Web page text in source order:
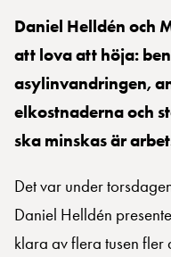
Daniel Helldén och
att lova att höja:
asylinvandringen,
elkostnaderna och
ska minskas är
Det var under
Daniel Helldén
klara av flera tusen